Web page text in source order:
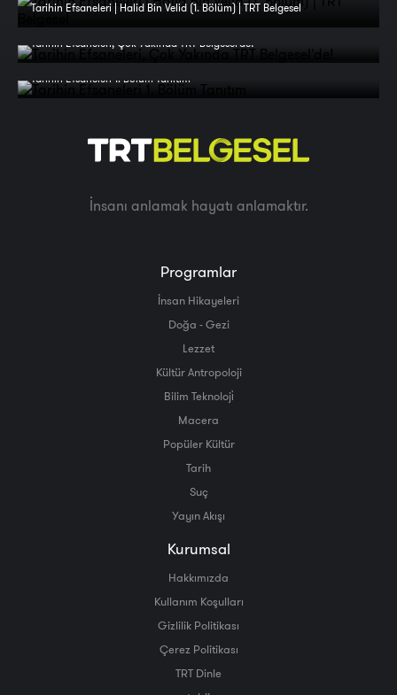
Tarihin Efsaneleri | Halid Bin Velid (1. Bölüm) | TRT Belgesel
Tarihin Efsaneleri, Çok Yakında TRT Belgesel'de!
Tarihin Efsaneleri 1. Bölüm Tanıtım
İnsanı anlamak hayatı anlamaktır.
Programlar
İnsan Hikayeleri
Doğa - Gezi
Lezzet
Kültür Antropoloji
Bilim Teknoloji̇
Macera
Popüler Kültür
Tarih
Suç
Yayın Akışı
Kurumsal
Hakkımızda
Kullanım Koşulları
Gizlilik Politikası
Çerez Politikası
TRT Dinle